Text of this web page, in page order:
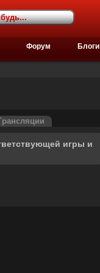
Форум Блоги
игры и